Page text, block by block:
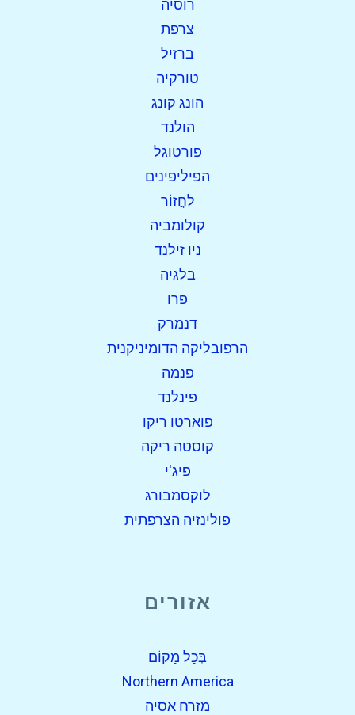
רוסיה
צרפת
ברזיל
טורקיה
הונג קונג
הולנד
פורטוגל
הפיליפינים
לַחֲזוֹר
קולומביה
ניו זילנד
בלגיה
פרו
דנמרק
הרפובליקה הדומיניקנית
פנמה
פינלנד
פוארטו ריקו
קוסטה ריקה
פיג'י
לוקסמבורג
פולינזיה הצרפתית
אזורים
בְּכָל מָקוֹם
Northern America
מזרח אסיה